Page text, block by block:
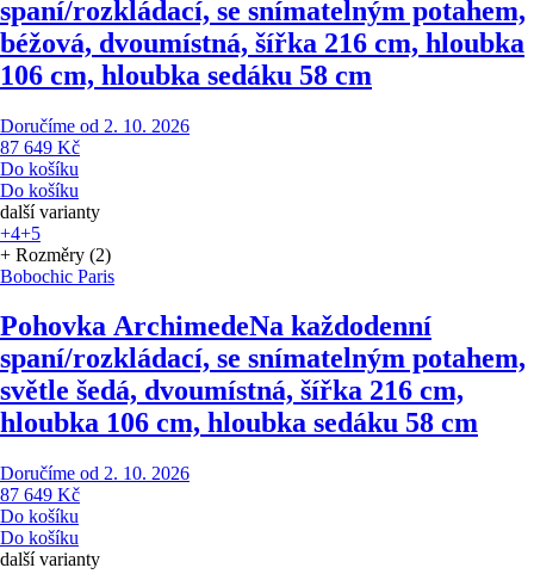
spaní/rozkládací, se snímatelným potahem,
béžová, dvoumístná, šířka 216 cm, hloubka
106 cm, hloubka sedáku 58 cm
Doručíme od 2. 10. 2026
87 649 Kč
Do košíku
Do košíku
další varianty
+4+5
+ Rozměry (2)
Bobochic Paris
Pohovka ArchimedeNa každodenní
spaní/rozkládací, se snímatelným potahem,
světle šedá, dvoumístná, šířka 216 cm,
hloubka 106 cm, hloubka sedáku 58 cm
Doručíme od 2. 10. 2026
87 649 Kč
Do košíku
Do košíku
další varianty